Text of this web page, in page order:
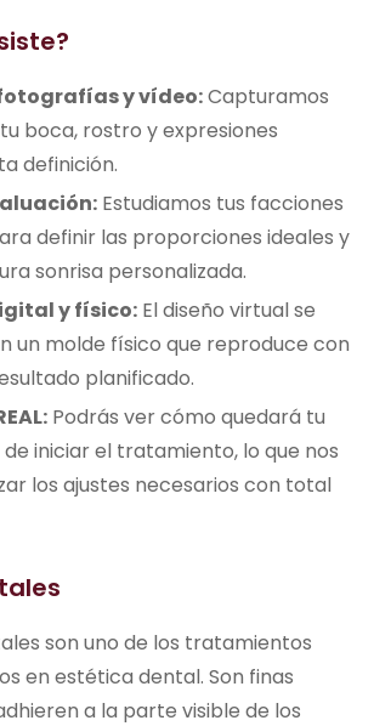
fotografías y vídeo:Capturamos
boca, rostro y expresiones
definición.
Estudiamos tus facciones
definir las proporciones ideales y
sonrisa personalizada.
y físico: El diseño virtual se
un molde físico que reproduce con
planificado.
Podrás ver cómo quedará tu
iniciar el tratamiento, lo que nos
los ajustes necesarios con total
son uno de los tratamientos
en estética dental. Son finas
a la parte visible de los